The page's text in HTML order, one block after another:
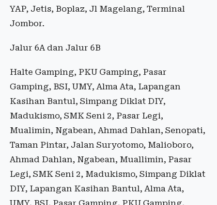
YAP, Jetis, Boplaz, Jl Magelang, Terminal
Jombor.
Jalur 6A dan Jalur 6B
Halte Gamping, PKU Gamping, Pasar
Gamping, BSI, UMY, Alma Ata, Lapangan
Kasihan Bantul, Simpang Diklat DIY,
Madukismo, SMK Seni 2, Pasar Legi,
Mualimin, Ngabean, Ahmad Dahlan, Senopati,
Taman Pintar, Jalan Suryotomo, Malioboro,
Ahmad Dahlan, Ngabean, Muallimin, Pasar
Legi, SMK Seni 2, Madukismo, Simpang Diklat
DIY, Lapangan Kasihan Bantul, Alma Ata,